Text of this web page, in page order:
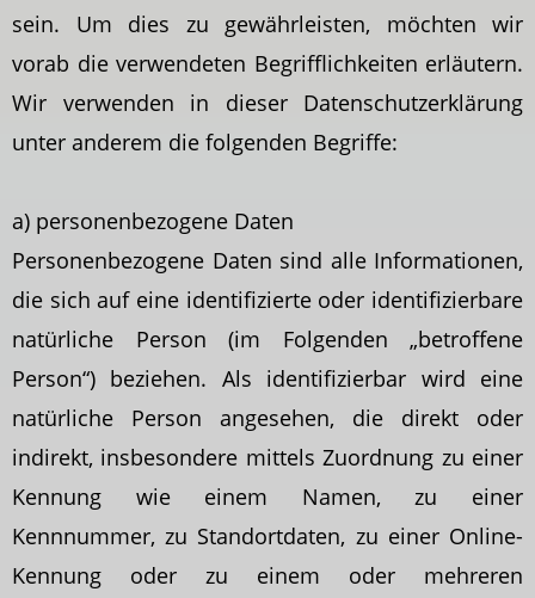
sein. Um dies zu gewährleisten, möchten wir
vorab die verwendeten Begrifflichkeiten erläutern.
Wir verwenden in dieser Datenschutzerklärung
unter anderem die folgenden Begriffe:
a) personenbezogene Daten
Personenbezogene Daten sind alle Informationen,
die sich auf eine identifizierte oder identifizierbare
natürliche Person (im Folgenden „betroffene
Person“) beziehen. Als identifizierbar wird eine
natürliche Person angesehen, die direkt oder
indirekt, insbesondere mittels Zuordnung zu einer
Kennung wie einem Namen, zu einer
Kennnummer, zu Standortdaten, zu einer Online-
Kennung oder zu einem oder mehreren